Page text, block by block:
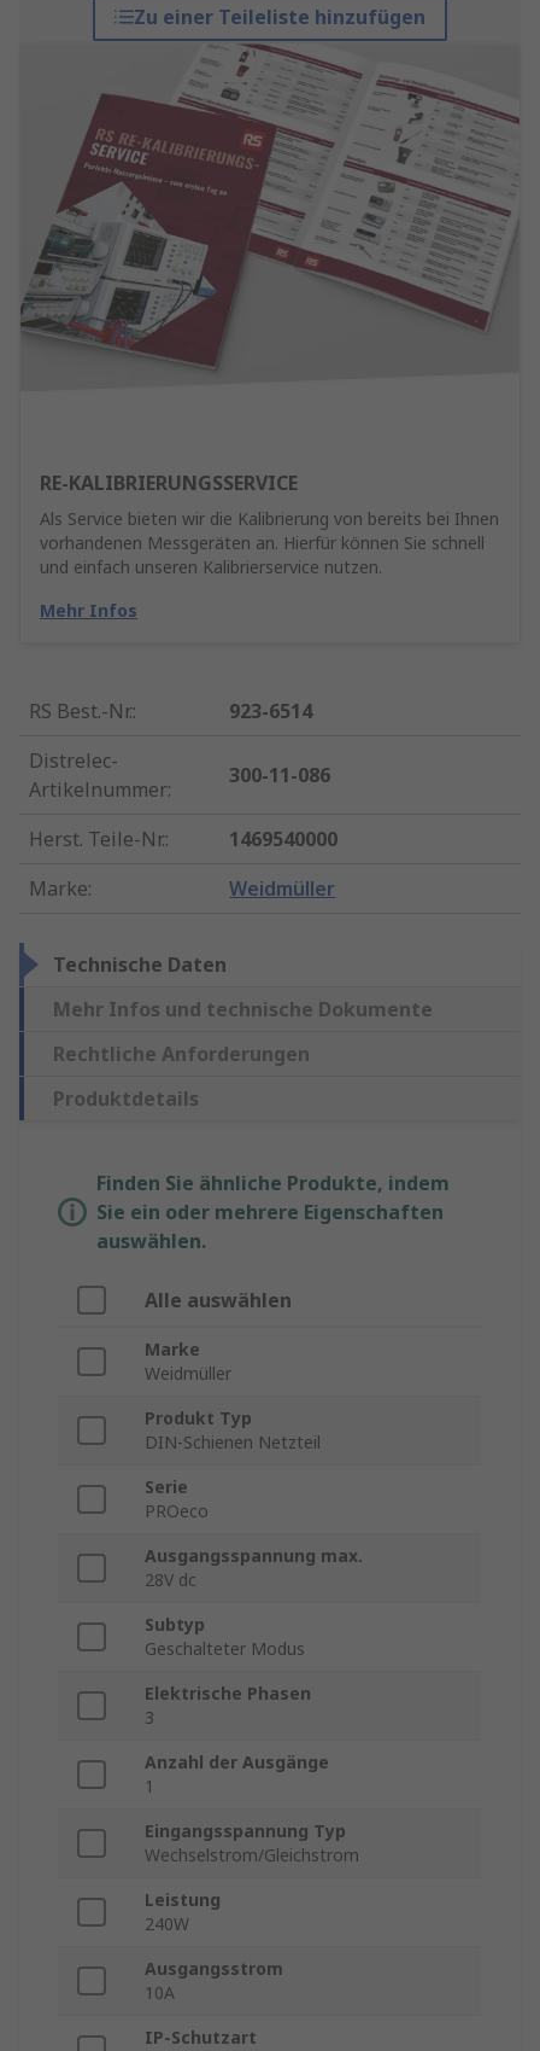
Zu einer Teileliste hinzufügen
RE-KALIBRIERUNGSSERVICE
Als Service bieten wir die Kalibrierung von bereits bei Ihnen
vorhandenen Messgeräten an. Hierfür können Sie schnell
und einfach unseren Kalibrierservice nutzen.
Mehr Infos
RS Best.-Nr.:
923-6514
Distrelec-
Artikelnummer:
300-11-086
Herst. Teile-Nr.:
1469540000
Marke: Weidmüller
Technische Daten
Mehr Infos und technische Dokumente
Rechtliche Anforderungen
Produktdetails
Finden Sie ähnliche Produkte, indem
Sie ein oder mehrere Eigenschaften
auswählen.
Alle auswählen
Marke
Weidmüller
Produkt Typ
DIN-Schienen Netzteil
Serie
PROeco
Ausgangsspannung max.
28V dc
Subtyp
Geschalteter Modus
Elektrische Phasen
3
Anzahl der Ausgänge
1
Eingangsspannung Typ
Wechselstrom/Gleichstrom
Leistung
240W
Ausgangsstrom
10A
IP-Schutzart